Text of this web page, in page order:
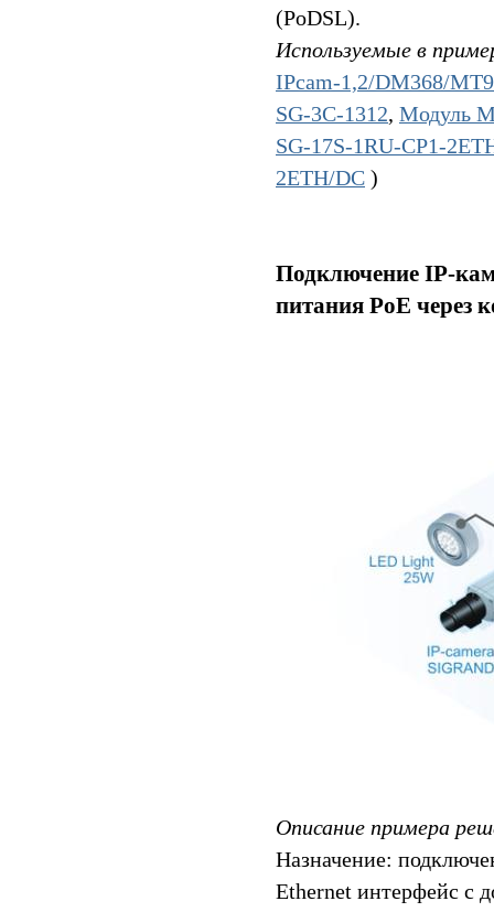
(PoDSL).
Используемые в
IPcam-1,2/DM368/
SG-3C-1312, Модуль
SG-17S-1RU-CP1-
2ETH/DC )
Подключение IP-
питания PoE через
Описание примера
Назначение:
Ethernet интерфейс с